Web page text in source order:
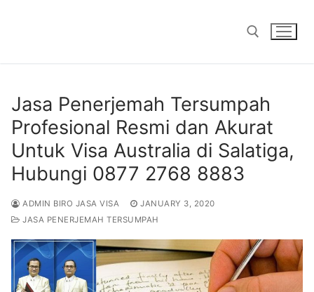
Jasa Penerjemah Tersumpah
Profesional Resmi dan Akurat
Untuk Visa Australia di Salatiga,
Hubungi 0877 2768 8883
ADMIN BIRO JASA VISA
JANUARY 3, 2020
JASA PENERJEMAH TERSUMPAH